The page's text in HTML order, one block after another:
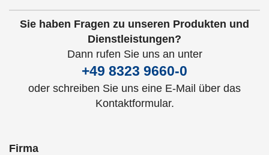
Sie haben Fragen zu unseren Produkten und
Dienstleistungen?
Dann rufen Sie uns an unter
+49 8323 9660-0
oder schreiben Sie uns eine E-Mail über das
Kontaktformular.
Firma